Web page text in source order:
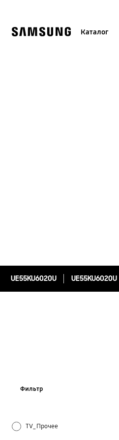
Каталог
UE55KU6020U UE55KU6020U
Фильтр
TV_Прочее